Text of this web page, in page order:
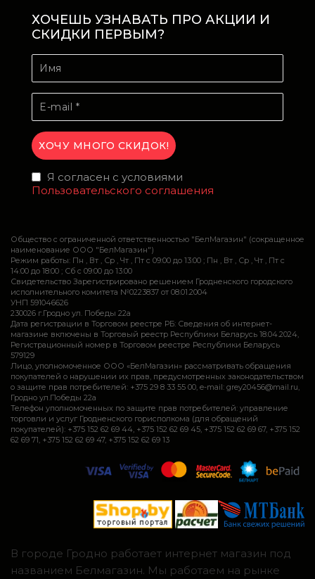
ХОЧЕШЬ УЗНАВАТЬ ПРО АКЦИИ И
СКИДКИ ПЕРВЫМ?
Я согласен с условиями
Пользовательского соглашения
Общество с ограниченной ответственностью "БелМагазин" (сокращенное
наименование ООО "БелМагазин")
Режим работы: Пн , Вт , Ср , Чт , Пт c 09:00 до 13:00 ; Пн , Вт , Ср , Чт , Пт c
14:00 до 18:00 ; Сб c 09:00 до 13:00
Свидетельство Зарегистрировано решением Гродненского городского
исполнительного комитета №0223837 от 08.01.2004
УНП 591046626
230026 г.Гродно ул. Победы 22а
Дата регистрации в Торговом реестре РБ: Сведения об интернет-
магазине включены в Торговый реестр Республики Беларусь 18.04.2024,
Регистрационный номер в Торговом реестре Республики Беларусь
579129
Лицо, уполномоченное ООО «БелМагазин» рассматривать обращения
покупателей о нарушении их прав, предусмотренных законодательством
о защите прав потребителей: +375 29 8 33 55 00, e-mail: grey20456@mail.ru,
Гродно ул.Победы 22а
Телефон уполномоченных по защите прав потребителей: управление
торговли и услуг Гродненского горисполкома (для обращений
покупателей): +375 152 62 69 44, +375 152 62 69 45, +375 152 62 69 67, +375 152
62 69 71, +375 152 62 69 47, +375 152 62 69 13
В городе Гродно работает интернет магазин под
названием Белмагазин. Мы работаем на рынке